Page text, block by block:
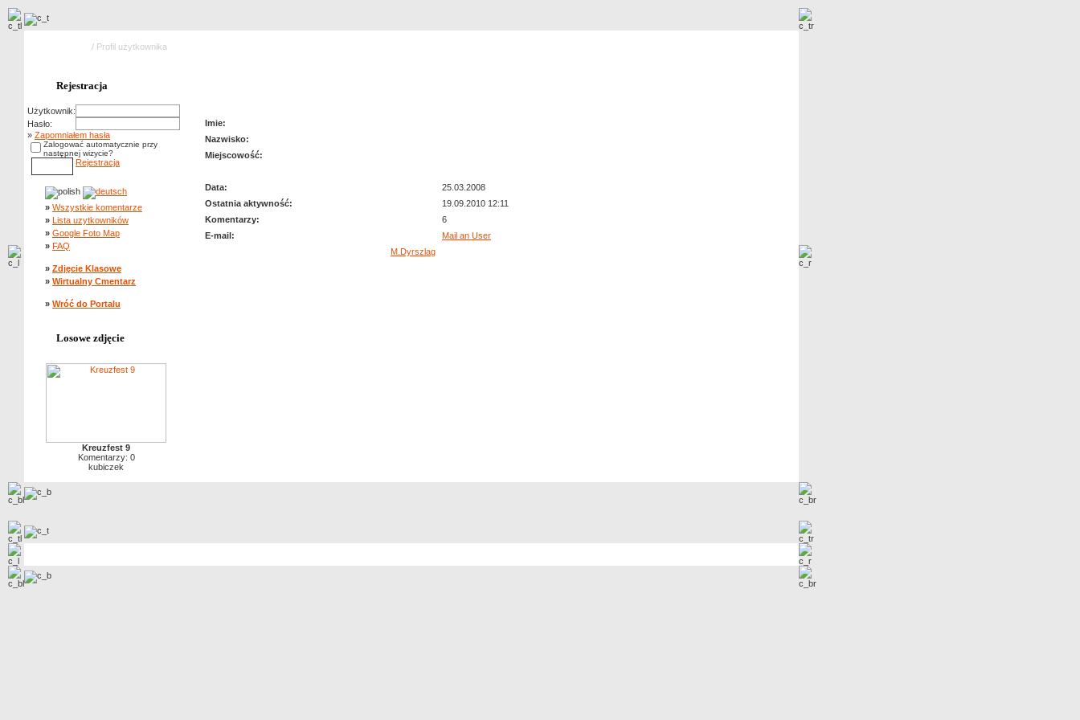
/ Profil użytkownika
Rejestracja
Użytkownik:
Hasło:
» Zapomniałem hasła
Zalogować automatycznie przy
następnej wizycie?
Rejestracja
» Wszystkie komentarze
» Lista uzytkowników
» Google Foto Map
» FAQ
» Zdjęcie Klasowe
» Wirtualny Cmentarz
» Wróć do Portalu
Losowe zdjęcie
Kreuzfest 9
Komentarzy: 0
kubiczek
Imie:
Nazwisko:
Miejscowość:
Data:
25.03.2008
Ostatnia aktywność:
19.09.2010 12:11
Komentarzy:
6
E-mail:
Mail an User
M.Dyrszlag